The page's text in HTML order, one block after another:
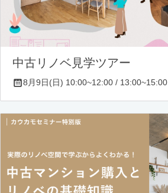
中古リノベ見学ツアー
8月9日(日) 10:00~12:00 /